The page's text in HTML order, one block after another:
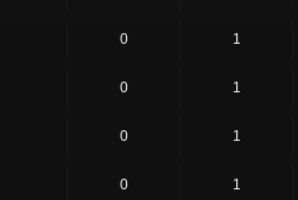
0 1
0 1
0 1
0 1